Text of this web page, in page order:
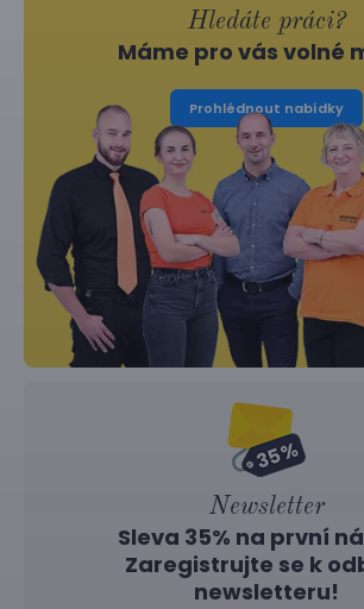
Hledáte práci?
Máme pro vás volné
Prohlédnout nabídky
Newsletter
Sleva 35% na první
Zaregistrujte se k
newsletteru!